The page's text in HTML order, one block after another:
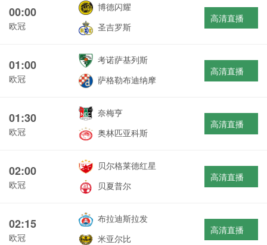
00:00
欧冠
博德闪耀
圣吉罗斯
高清直播
01:00
欧冠
考诺萨基列斯
萨格勒布迪纳摩
高清直播
01:30
欧冠
奈梅亨
奥林匹亚科斯
高清直播
02:00
欧冠
贝尔格莱德红星
贝夏普尔
高清直播
02:15
欧冠
布拉迪斯拉发
米亚尔比
高清直播